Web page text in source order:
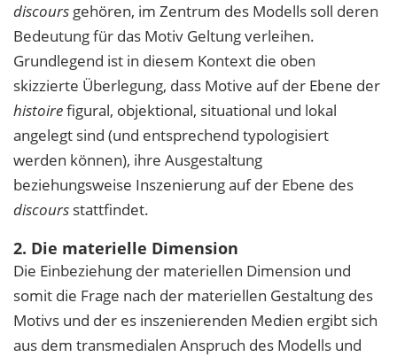
discours gehören, im Zentrum des Modells soll deren
Bedeutung für das Motiv Geltung verleihen.
Grundlegend ist in diesem Kontext die oben
skizzierte Überlegung, dass Motive auf der Ebene der
histoirefigural, objektional, situational und lokal
angelegt sind (und entsprechend typologisiert
werden können), ihre Ausgestaltung
beziehungsweise Inszenierung auf der Ebene des
discours stattfindet.
2. Die materielle Dimension
Die Einbeziehung der materiellen Dimension und
somit die Frage nach der materiellen Gestaltung des
Motivs und der es inszenierenden Medien ergibt sich
aus dem transmedialen Anspruch des Modells und